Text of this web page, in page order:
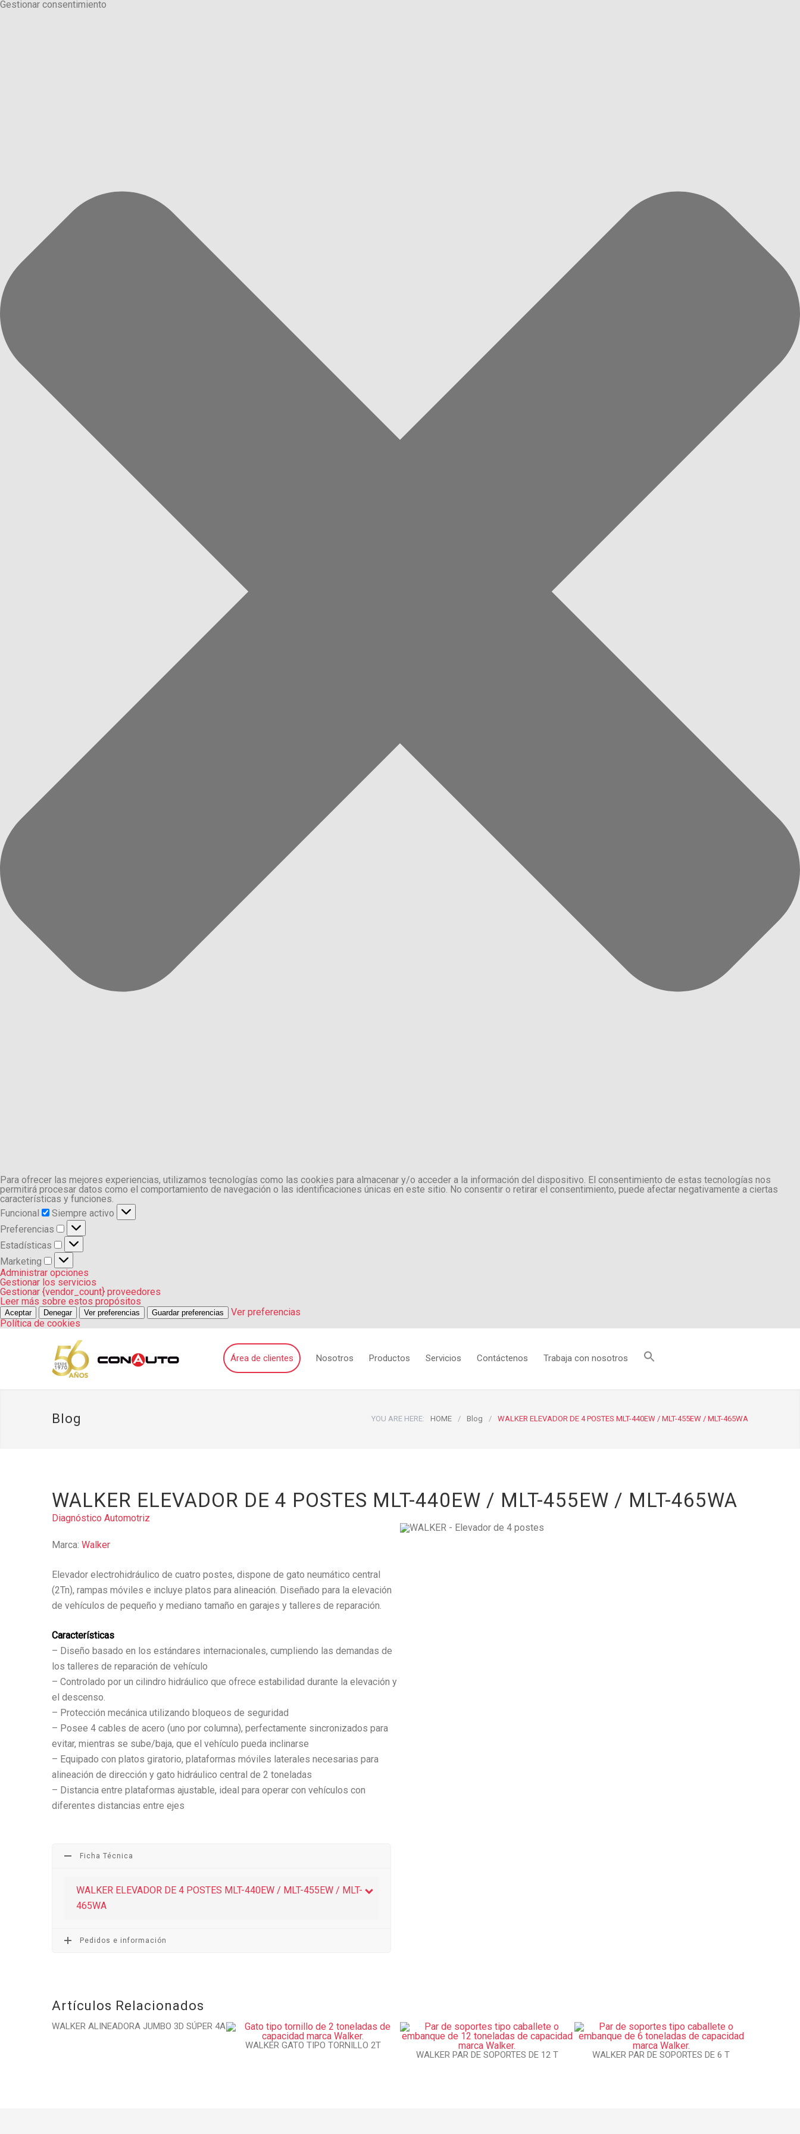
Gestionar consentimiento
Para ofrecer las mejores experiencias, utilizamos tecnologías como las cookies para almacenar y/o acceder a la información del dispositivo. El consentimiento de estas tecnologías nos
permitirá procesar datos como el comportamiento de navegación o las identificaciones únicas en este sitio. No consentir o retirar el consentimiento, puede afectar negativamente a ciertas
características y funciones.
Funcional
Funcional
Siempre activo
Preferencias
Preferencias
Estadísticas
Estadísticas
Marketing
Marketing
Administrar opciones
Gestionar los servicios
Gestionar {vendor_count} proveedores
Leer más sobre estos propósitos
Aceptar Denegar Ver preferencias Guardar preferencias
Ver preferencias
Política de cookies
Área de clientes Nosotros Productos Servicios Contáctenos Trabaja con nosotros
Blog YOU ARE HERE: HOME / Blog / WALKER ELEVADOR DE 4 POSTES MLT-440EW / MLT-455EW / MLT-465WA
WALKER ELEVADOR DE 4 POSTES MLT-440EW / MLT-455EW / MLT-465WA
Diagnóstico Automotriz
Marca: Walker
Elevador electrohidráulico de cuatro postes, dispone de gato neumático central
(2Tn), rampas móviles e incluye platos para alineación. Diseñado para la elevación
de vehículos de pequeño y mediano tamaño en garajes y talleres de reparación.
Características
– Diseño basado en los estándares internacionales, cumpliendo las demandas de
los talleres de reparación de vehículo
– Controlado por un cilindro hidráulico que ofrece estabilidad durante la elevación y
el descenso.
– Protección mecánica utilizando bloqueos de seguridad
– Posee 4 cables de acero (uno por columna), perfectamente sincronizados para
evitar, mientras se sube/baja, que el vehículo pueda inclinarse
– Equipado con platos giratorio, plataformas móviles laterales necesarias para
alineación de dirección y gato hidráulico central de 2 toneladas
– Distancia entre plataformas ajustable, ideal para operar con vehículos con
diferentes distancias entre ejes
Ficha Técnica
WALKER ELEVADOR DE 4 POSTES MLT-440EW / MLT-455EW / MLT-
465WA
Pedidos e información
Artículos Relacionados
WALKER ALINEADORA JUMBO 3D SÚPER 4A
WALKER GATO TIPO TORNILLO 2T
WALKER PAR DE SOPORTES DE 12 T
WALKER PAR DE SOPORTES DE 6 T